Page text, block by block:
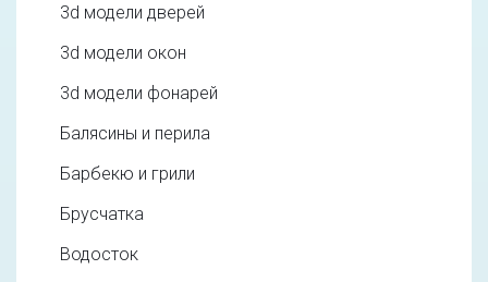
3d модели дверей
3d модели окон
3d модели фонарей
Балясины и перила
Барбекю и грили
Брусчатка
Водосток